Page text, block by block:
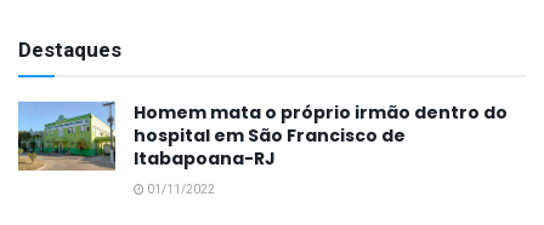
Destaques
Homem mata o próprio irmão dentro do
hospital em São Francisco de
Itabapoana-RJ
01/11/2022